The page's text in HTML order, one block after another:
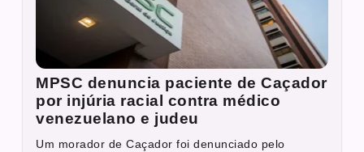
MPSC denuncia paciente de Caçador
por injúria racial contra médico
venezuelano e judeu
Um morador de Caçador foi denunciado pelo